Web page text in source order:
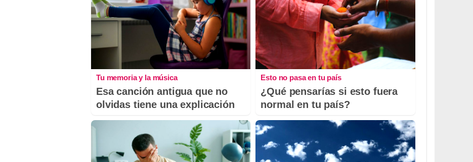
Tu memoria y la música
Esa canción antigua que no
olvidas tiene una explicación
Esto no pasa en tu país
¿Qué pensarías si esto fuera
normal en tu país?